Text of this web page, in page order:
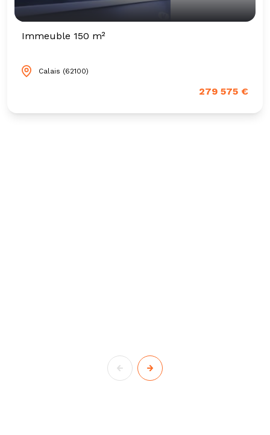
Immeuble 150 m²
Calais (62100)
279 575 €